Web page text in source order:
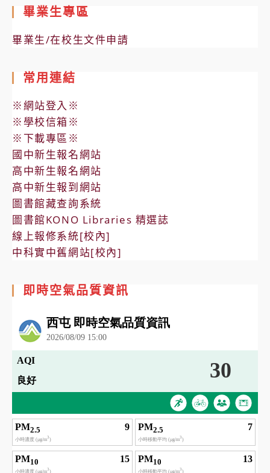
畢業生專區
畢業生/在校生文件申請
常用連結
※網站登入※
※學校信箱※
※下載專區※
國中新生報名網站
高中新生報名網站
高中新生報到網站
圖書館藏查詢系統
圖書館KONO Libraries 精選誌
線上報修系統[校內]
中科實中舊網站[校內]
即時空氣品質資訊